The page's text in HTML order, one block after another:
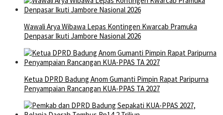
Wawali Arya Wibawa Lepas Kontingen Kwarcab Pramuka
Denpasar Ikuti Jambore Nasional 2026
Ketua DPRD Badung Anom Gumanti Pimpin Rapat Paripurna
Penyampaian Rancangan KUA-PPAS TA 2027